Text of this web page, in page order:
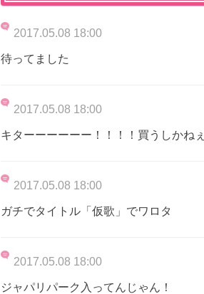
2017.05.08 18:00
待ってました
2017.05.08 18:00
キターーーーーー！！！！買うしかね
2017.05.08 18:00
ガチでタイトル「仮歌」でワロタ
2017.05.08 18:00
ジャパリパーク入ってんじゃん！